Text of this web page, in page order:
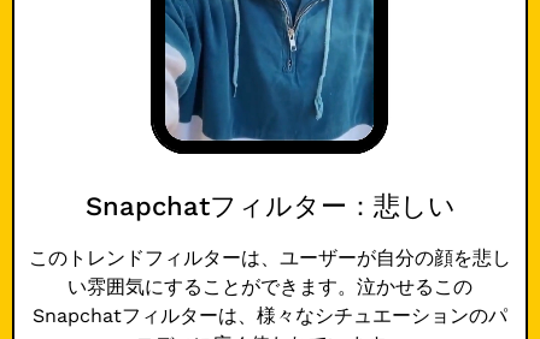
Snapchatフィルター：悲しい
このトレンドフィルターは、ユーザーが自分の顔を悲し
い雰囲気にすることができます。泣かせるこの
Snapchatフィルターは、様々なシチュエーションのパ